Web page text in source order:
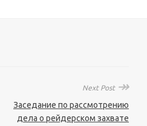
Next Post ↠
Заседание по рассмотрению
дела о рейдерском захвате